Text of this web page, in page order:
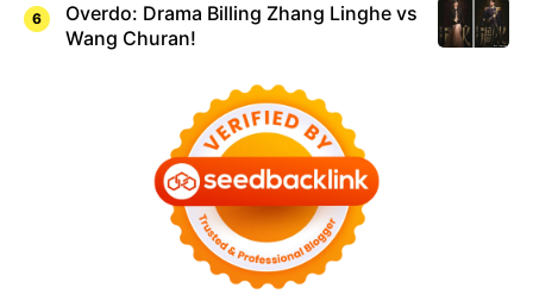
Overdo: Drama Billing Zhang Linghe vs
Wang Churan!